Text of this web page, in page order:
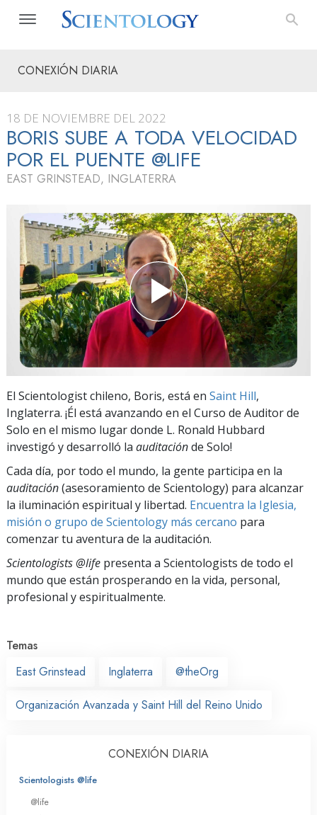
CONEXIÓN DIARIA
18 DE NOVIEMBRE DEL 2022
BORIS SUBE A TODA VELOCIDAD
POR EL PUENTE @LIFE
EAST GRINSTEAD, INGLATERRA
El Scientologist chileno, Boris, está en Saint Hill,
Inglaterra. ¡Él está avanzando en el Curso de Auditor de
Solo en el mismo lugar donde L. Ronald Hubbard
investigó y desarrolló la auditaciónde Solo!
Cada día, por todo el mundo, la gente participa en la
auditación(asesoramiento de Scientology) para alcanzar
la iluminación espiritual y libertad. Encuentra la Iglesia,
misión o grupo de Scientology más cercano para
comenzar tu aventura de la auditación.
Scientologists @life presenta a Scientologists de todo el
mundo que están prosperando en la vida, personal,
profesional y espiritualmente.
Temas
East Grinstead
Inglaterra @theOrg
Organización Avanzada y Saint Hill del Reino Unido
CONEXIÓN DIARIA
Scientologists @life
@life